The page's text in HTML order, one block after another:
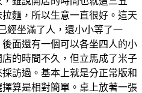
麵，所以生意一直很好。這天
經坐滿了人，還小小等了一
面還有一個可以各坐四人的小
的時間不久，但立馬成了米子
訪過。基本上就是分正常版和
算是相對簡單。桌上放著一張